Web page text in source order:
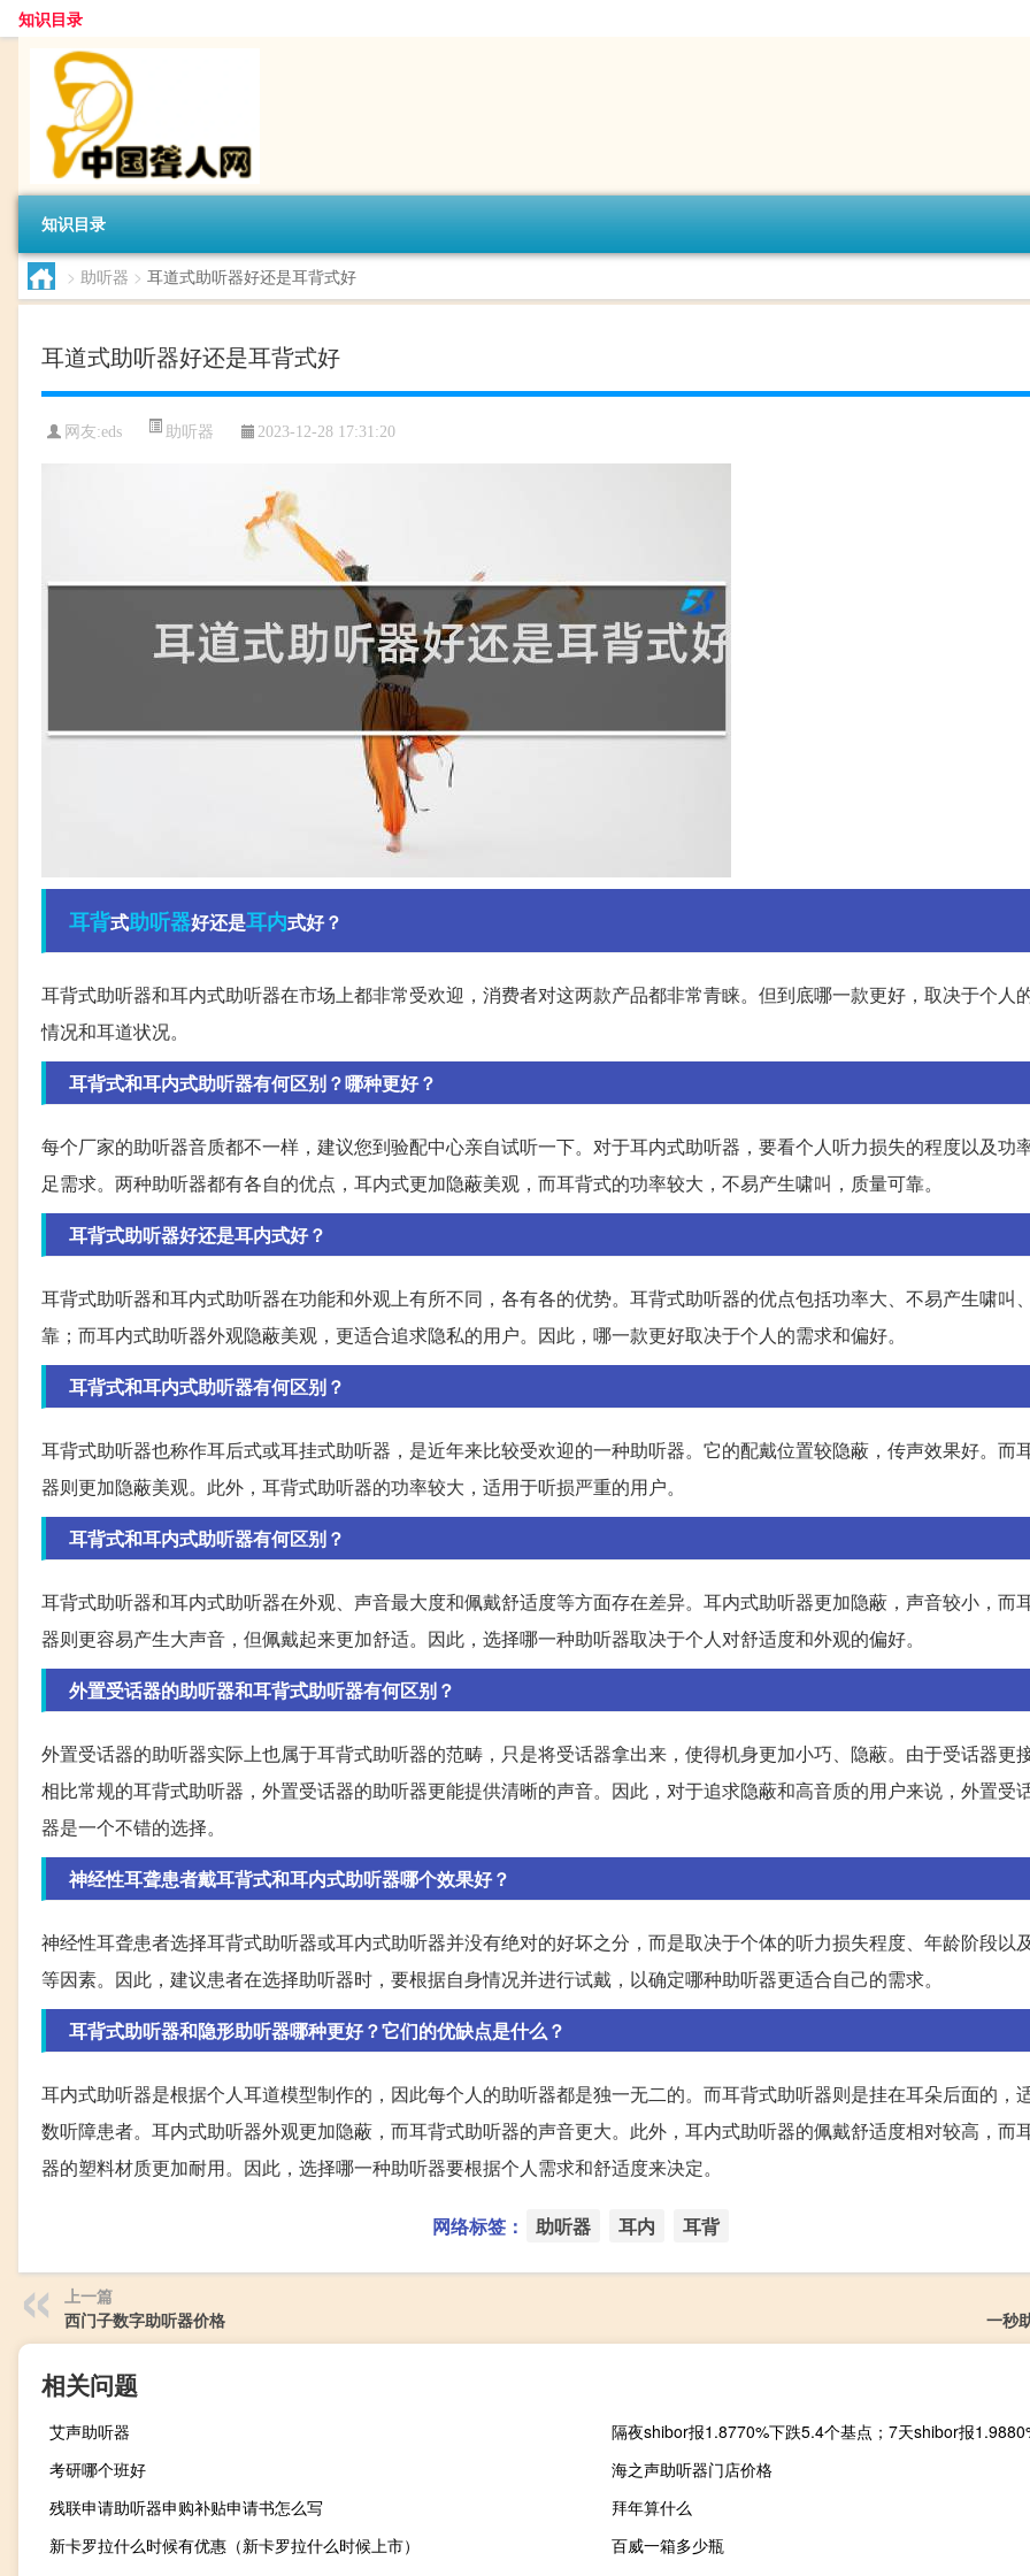
知识目录
知识目录
> 助听器 > 耳道式助听器好还是耳背式好
耳道式助听器好还是耳背式好
网友:eds 助听器 2023-12-28 17:31:20
耳背式助听器好还是耳内式好？
耳背式助听器和耳内式助听器在市场上都非常受欢迎，消费者对这两款产品都非常青睐。但到底哪一款更好，取决于个人
情况和耳道状况。
耳背式和耳内式助听器有何区别？哪种更好？
每个厂家的助听器音质都不一样，建议您到验配中心亲自试听一下。对于耳内式助听器，要看个人听力损失的程度以及功
足需求。两种助听器都有各自的优点，耳内式更加隐蔽美观，而耳背式的功率较大，不易产生啸叫，质量可靠。
耳背式助听器好还是耳内式好？
耳背式助听器和耳内式助听器在功能和外观上有所不同，各有各的优势。耳背式助听器的优点包括功率大、不易产生啸叫
靠；而耳内式助听器外观隐蔽美观，更适合追求隐私的用户。因此，哪一款更好取决于个人的需求和偏好。
耳背式和耳内式助听器有何区别？
耳背式助听器也称作耳后式或耳挂式助听器，是近年来比较受欢迎的一种助听器。它的配戴位置较隐蔽，传声效果好。而
器则更加隐蔽美观。此外，耳背式助听器的功率较大，适用于听损严重的用户。
耳背式和耳内式助听器有何区别？
耳背式助听器和耳内式助听器在外观、声音最大度和佩戴舒适度等方面存在差异。耳内式助听器更加隐蔽，声音较小，而
器则更容易产生大声音，但佩戴起来更加舒适。因此，选择哪一种助听器取决于个人对舒适度和外观的偏好。
外置受话器的助听器和耳背式助听器有何区别？
外置受话器的助听器实际上也属于耳背式助听器的范畴，只是将受话器拿出来，使得机身更加小巧、隐蔽。由于受话器更
相比常规的耳背式助听器，外置受话器的助听器更能提供清晰的声音。因此，对于追求隐蔽和高音质的用户来说，外置受
器是一个不错的选择。
神经性耳聋患者戴耳背式和耳内式助听器哪个效果好？
神经性耳聋患者选择耳背式助听器或耳内式助听器并没有绝对的好坏之分，而是取决于个体的听力损失程度、年龄阶段以
等因素。因此，建议患者在选择助听器时，要根据自身情况并进行试戴，以确定哪种助听器更适合自己的需求。
耳背式助听器和隐形助听器哪种更好？它们的优缺点是什么？
耳内式助听器是根据个人耳道模型制作的，因此每个人的助听器都是独一无二的。而耳背式助听器则是挂在耳朵后面的，
数听障患者。耳内式助听器外观更加隐蔽，而耳背式助听器的声音更大。此外，耳内式助听器的佩戴舒适度相对较高，而
器的塑料材质更加耐用。因此，选择哪一种助听器要根据个人需求和舒适度来决定。
网络标签： 助听器 耳内 耳背
上一篇
西门子数字助听器价格
一秒
相关问题
艾声助听器
考研哪个班好
海之声助听器门店价格
残联申请助听器申购补贴申请书怎么写
拜年算什么
新卡罗拉什么时候有优惠（新卡罗拉什么时候上市）
百威一箱多少瓶